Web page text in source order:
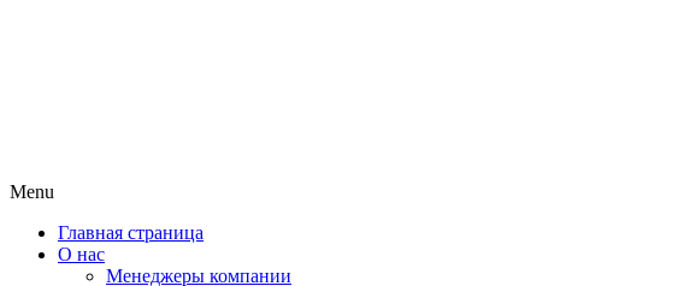
Menu
Главная страница
О нас
Менеджеры компании